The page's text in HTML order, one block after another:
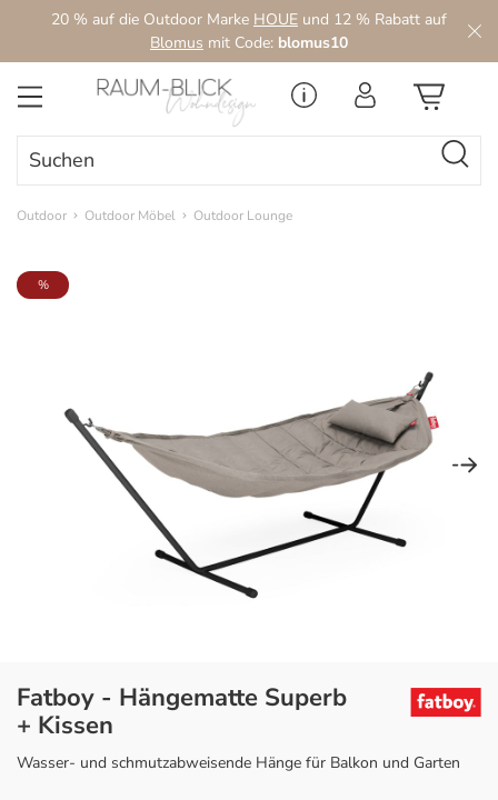
Zum Hauptinhalt springen
20 % auf die Outdoor Marke HOUE und 12 % Rabatt auf
Blomus mit Code: blomus10
Outdoor Outdoor Möbel Outdoor Lounge
Bildergalerie überspringen
%
Fatboy - Hängematte Superb
+ Kissen
Wasser- und schmutzabweisende Hänge für Balkon und Garten